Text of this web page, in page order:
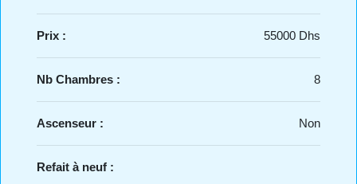
Prix : 55000 Dhs
Nb Chambres : 8
Ascenseur : Non
Refait à neuf :